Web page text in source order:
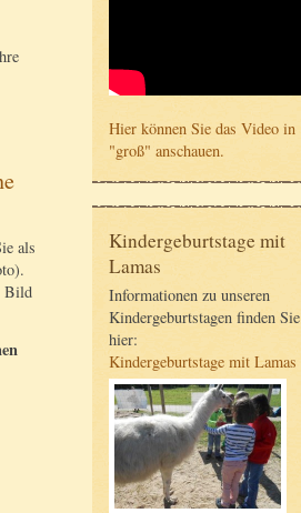
Hier können Sie das Video in
"groß" anschauen.
Kindergeburtstage mit
Lamas
Informationen zu unseren
Kindergeburtstagen finden Sie
hier:
Kindergeburtstage mit Lamas
als
Bild